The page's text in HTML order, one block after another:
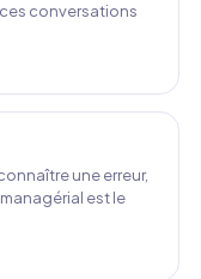
conversations
une erreur,
est le